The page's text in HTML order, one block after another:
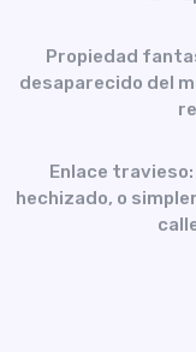
Propiedad
desaparecido del
Enlace
hechizado, o